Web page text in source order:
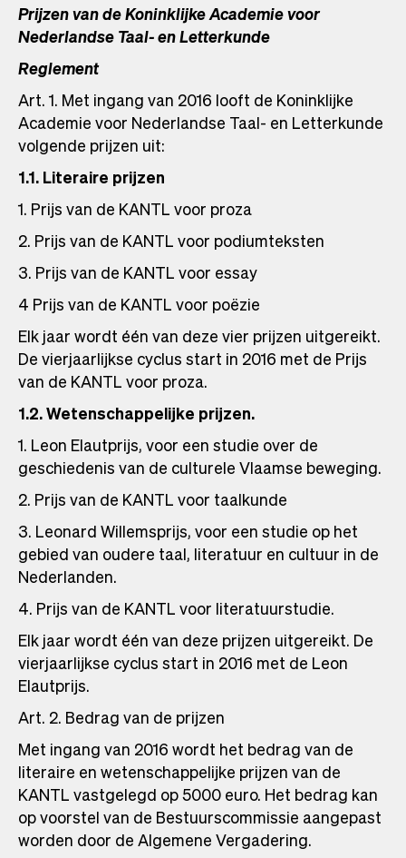
Prijzen van de Koninklijke Academie voor
Nederlandse Taal- en Letterkunde
Reglement
Art. 1. Met ingang van 2016 looft de Koninklijke
Academie voor Nederlandse Taal- en Letterkunde
volgende prijzen uit:
1.1. Literaire prijzen
1. Prijs van de KANTL voor proza
2. Prijs van de KANTL voor podiumteksten
3. Prijs van de KANTL voor essay
4 Prijs van de KANTL voor poëzie
Elk jaar wordt één van deze vier prijzen uitgereikt.
De vierjaarlijkse cyclus start in 2016 met de Prijs
van de KANTL voor proza.
1.2. Wetenschappelijke prijzen.
1. Leon Elautprijs, voor een studie over de
geschiedenis van de culturele Vlaamse beweging.
2. Prijs van de KANTL voor taalkunde
3. Leonard Willemsprijs, voor een studie op het
gebied van oudere taal, literatuur en cultuur in de
Nederlanden.
4. Prijs van de KANTL voor literatuurstudie.
Elk jaar wordt één van deze prijzen uitgereikt. De
vierjaarlijkse cyclus start in 2016 met de Leon
Elautprijs.
Art. 2. Bedrag van de prijzen
Met ingang van 2016 wordt het bedrag van de
literaire en wetenschappelijke prijzen van de
KANTL vastgelegd op 5000 euro. Het bedrag kan
op voorstel van de Bestuurscommissie aangepast
worden door de Algemene Vergadering.